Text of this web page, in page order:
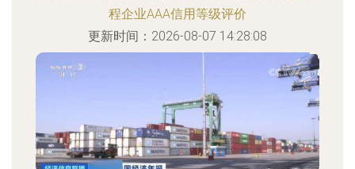
程企业AAA信用等级评价
更新时间：2026-08-07 14:28:08